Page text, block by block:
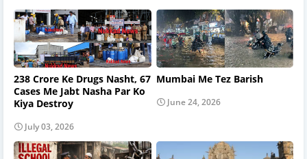
238 Crore Ke Drugs Nasht, 67
Cases Me Jabt Nasha Par Ko
Kiya Destroy
July 03, 2026
Mumbai Me Tez Barish
June 24, 2026